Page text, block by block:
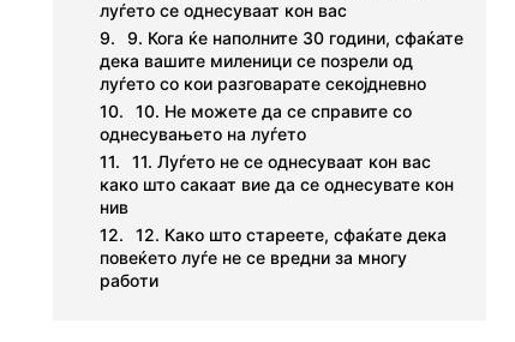
луѓето се однесуваат кон вас
9. Кога ќе наполните 30 години, сфаќате
дека вашите миленици се позрели од
луѓето со кои разговарате секојдневно
10. Не можете да се справите со
однесувањето на луѓето
11. Луѓето не се однесуваат кон вас
како што сакаат вие да се однесувате кон
нив
12. Како што стареете, сфаќате дека
повеќето луѓе не се вредни за многу
работи